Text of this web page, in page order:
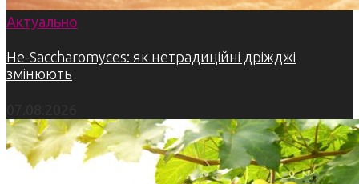
Актуально
Не-Saccharomyces: як нетрадиційні дріжджі
змінюють